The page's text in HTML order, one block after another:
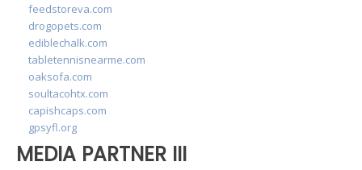
feedstoreva.com
drogopets.com
ediblechalk.com
tabletennisnearme.com
oaksofa.com
soultacohtx.com
capishcaps.com
gpsyfl.org
MEDIA PARTNER III